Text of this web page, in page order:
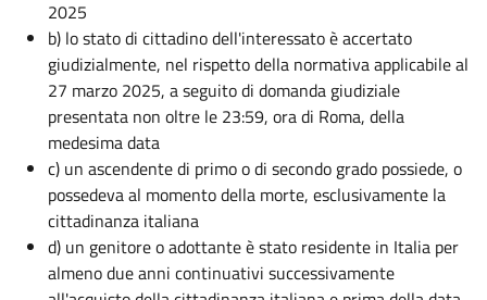
2025
b) lo stato di cittadino dell'interessato è accertato
giudizialmente, nel rispetto della normativa applicabile al
27 marzo 2025, a seguito di domanda giudiziale
presentata non oltre le 23:59, ora di Roma, della
medesima data
c) un ascendente di primo o di secondo grado possiede, o
possedeva al momento della morte, esclusivamente la
cittadinanza italiana
d) un genitore o adottante è stato residente in Italia per
almeno due anni continuativi successivamente